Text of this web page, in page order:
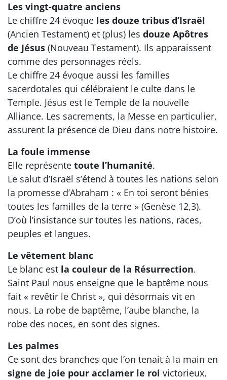
Les vingt-quatre anciens
Le chiffre 24 évoque les douze tribus d’Israël
(Ancien Testament) et (plus) les douze Apôtres
de Jésus (Nouveau Testament). Ils apparaissent
comme des personnages réels.
Le chiffre 24 évoque aussi les familles
sacerdotales qui célébraient le culte dans le
Temple. Jésus est le Temple de la nouvelle
Alliance. Les sacrements, la Messe en particulier,
assurent la présence de Dieu dans notre histoire.
La foule immense
Elle représente toute l’humanité.
Le salut d’Israël s’étend à toutes les nations selon
la promesse d’Abraham : « En toi seront bénies
toutes les familles de la terre » (Genèse 12,3).
D’où l’insistance sur toutes les nations, races,
peuples et langues.
Le vêtement blanc
Le blanc est la couleur de la Résurrection.
Saint Paul nous enseigne que le baptême nous
fait « revêtir le Christ », qui désormais vit en
nous. La robe de baptême, l’aube blanche, la
robe des noces, en sont des signes.
Les palmes
Ce sont des branches que l’on tenait à la main en
signe de joie pour acclamer le roi victorieux,